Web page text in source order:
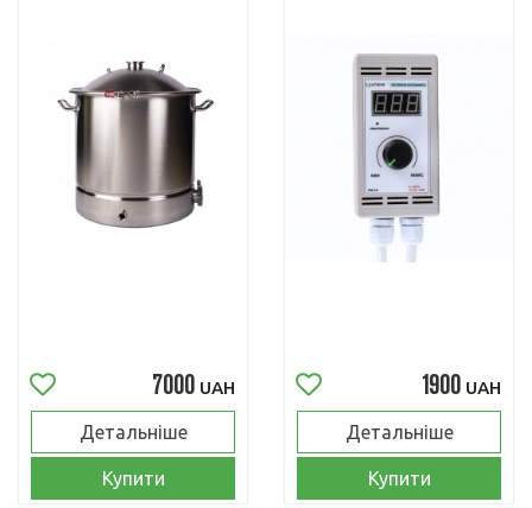
7000 UAH
Детальніше
Купити
1900 UAH
Детальніше
Купити